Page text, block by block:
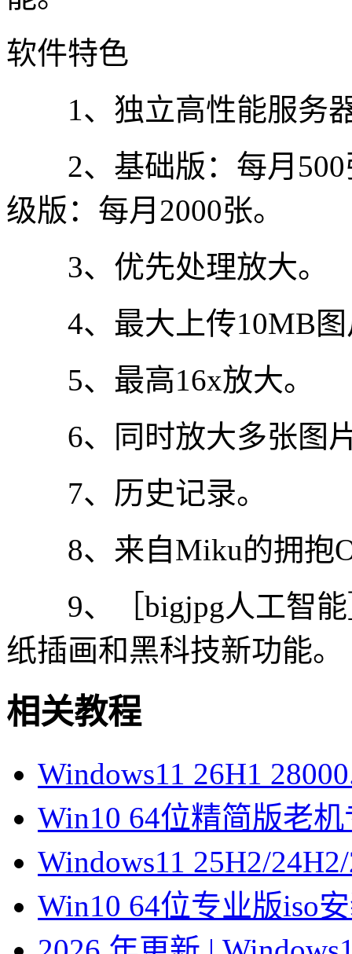
软件特色
1、独立高性能服务器
2、基础版：每月500
级版：每月2000张。
3、优先处理放大。
4、最大上传10MB图
5、最高16x放大。
6、同时放大多张图
7、历史记录。
8、来自Miku的拥抱
9、［bigjpg人工智能
纸插画和黑科技新功能。
相关教程
Windows11 26H1
Win10 64位精简版老
Windows11 25H2/
Win10 64位专业版iso